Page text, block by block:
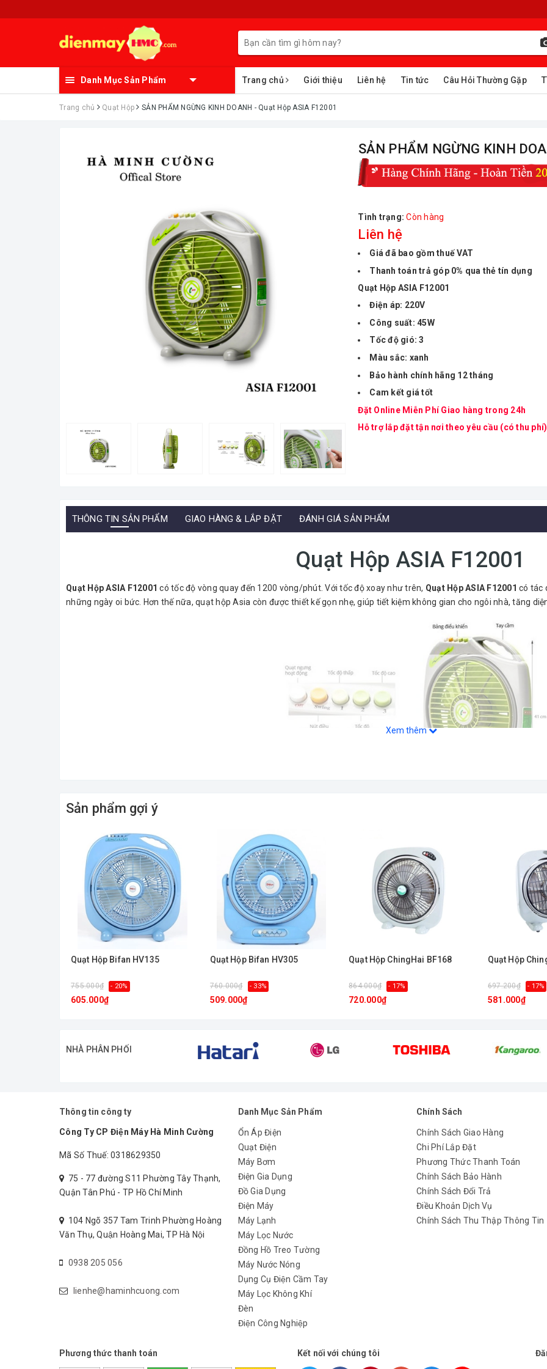
Danh Mục Sản Phẩm Trang chủ Giới thiệu Liên hệ Tin tức Câu Hỏi Thường Gặp
Trang chủ Quạt Hộp ㅤSẢN PHẨM NGỪNG KINH DOANH - Quạt Hộp ASIA F12001
ㅤSẢN PHẨM NGỪNG KINH
Tình trạng: Còn hàng
Liên hệ
Giá đã bao gồm thuế VAT
Thanh toán trả góp 0% qua thẻ tín dụng
Quạt Hộp ASIA F12001
Điện áp: 220V
Công suất: 45W
Tốc độ gió: 3
Màu sắc: xanh
Bảo hành chính hãng 12 tháng
Cam kết giá tốt
Đặt Online Miễn Phí Giao hàng trong 24h
Hỗ trợ lắp đặt tận nơi theo yêu cầu (có thu
THÔNG TIN SẢN PHẨM GIAO HÀNG & LẮP ĐẶT ĐÁNH GIÁ SẢN PHẨM
Quạt Hộp ASIA F12001
Quạt Hộp ASIA F12001 có tốc độ vòng quay đến 1200 vòng/phút. Với tốc độ xoay như trên, Quạt Hộp ASIA F12001 có tác
những ngày oi bức. Hơn thế nữa, quạt hộp Asia còn được thiết kế gọn nhẹ, giúp tiết kiệm không gian cho ngôi nhà, tăng
Tất cả các sản phẩm Quạt Hộp ASIA F12001
dòng quạt này cho những đại lý nhỏ lẻ muốn kinh doanh. Để được giá tốt nhất, chiết khấu cao nhất dành riêng cho đại lý
tôi qua mail hoặc gọi trực tiếp vào Hotline phía dưới.
điện
Xem thêm
Sản phẩm gợi ý
Quạt Hộp Bifan HV135
755.000₫ - 20%
605.000₫
Quạt Hộp Bifan HV305
760.000₫ - 33%
509.000₫
Quạt Hộp ChingHai BF168
864.000₫ - 17%
720.000₫
Quạt Hộp
697.200₫ - 17%
581.000₫
NHÀ PHÂN PHỐI
Thông tin công ty
Công Ty CP Điện Máy Hà Minh Cường
Mã Số Thuế: 0318629350
75 - 77 đường S11 Phường Tây Thạnh,
Quận Tân Phú - TP Hồ Chí Minh
104 Ngõ 357 Tam Trinh Phường Hoàng
Văn Thụ, Quận Hoàng Mai, TP Hà Nội
0938 205 056
lienhe@haminhcuong.com
Danh Mục Sản Phẩm
Ổn Áp Điện
Quạt Điện
Máy Bơm
Điện Gia Dụng
Đồ Gia Dụng
Điện Máy
Máy Lạnh
Máy Lọc Nước
Đồng Hồ Treo Tường
Máy Nước Nóng
Dụng Cụ Điện Cầm Tay
Máy Lọc Không Khí
Đèn
Điện Công Nghiệp
Chính Sách
Chính Sách Giao Hàng
Chi Phí Lắp Đặt
Phương Thức Thanh Toán
Chính Sách Bảo Hành
Chính Sách Đổi Trả
Điều Khoản Dịch Vụ
Chính Sách Thu Thập Thông Tin
Phương thức thanh toán Kết nối với chúng tôi